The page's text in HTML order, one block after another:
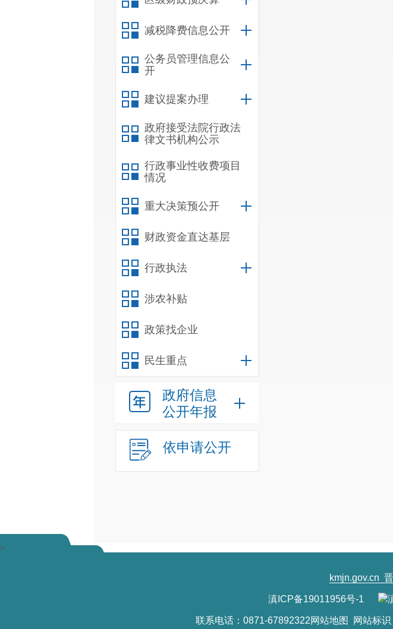
减税降费信息公开
公务员管理信息公
开
建议提案办理
政府接受法院行政法
律文书机构公示
行政事业性收费项目
情况
重大决策预公开
财政资金直达基层
行政执法
涉农补贴
政策找企业
民生重点
政府信息
公开年报
依申请公开
>
kmjn.gov.cn
滇ICP备19011956号-1
联系电话：0871-67892322网站地图 网站标